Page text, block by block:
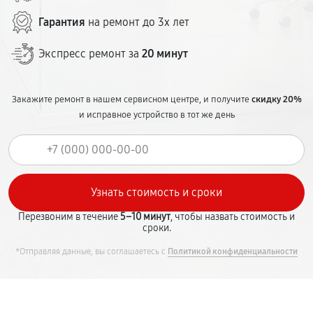
Гарантия на ремонт до 3х лет
Экспресс ремонт за 20 минут
Закажите ремонт в нашем сервисном центре, и получитескидку 20%
и исправное устройство в тот же день
Перезвоним в течение5–10 минут, чтобы назвать стоимость и
сроки.
*Отправляя данные, вы соглашаетесь с Политикой конфиденциальности